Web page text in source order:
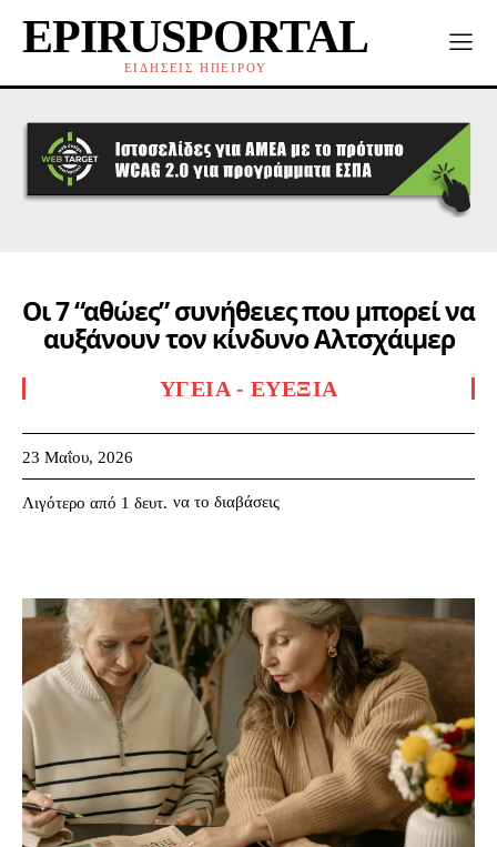
EPIRUSPORTAL
ΕΙΔΗΣΕΙΣ ΗΠΕΙΡΟΥ
Οι 7 “αθώες” συνήθειες που μπορεί να
αυξάνουν τον κίνδυνο Αλτσχάιμερ
ΥΓΕΊΑ - ΕΥΕΞΊΑ
23 Μαΐου, 2026
Λιγότερο από 1 δευτ. να το διαβάσεις